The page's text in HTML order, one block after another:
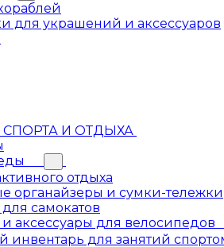
для украшений и аксессуаров
И ОТДЫХА
отдыха
органайзеры и сумки-тележки
самокатов
и аксессуары для велосипедов
инвентарь для занятий